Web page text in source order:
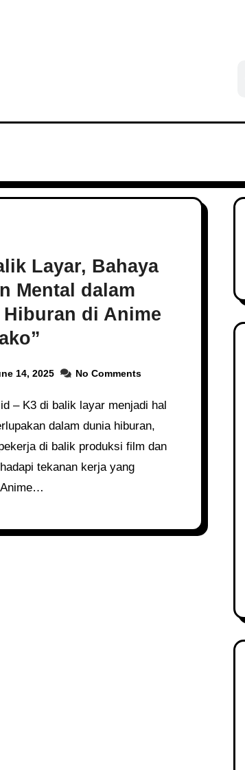
Layar, Bahaya
Mental dalam
di Anime
14, 2025 No Comments
dalam dunia hiburan,
di balik produksi film dan
tekanan kerja yang